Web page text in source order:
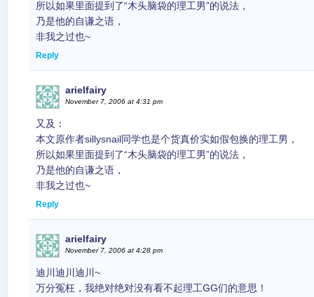
所以如果里面提到了“木头脑袋的理工男”的说法，
乃是他的自谦之语，
非我之过也~
Reply
arielfairy
November 7, 2006 at 4:31 pm
又及：
本文原作者sillysnail同学也是个货真价实如假包换的理工男，
所以如果里面提到了“木头脑袋的理工男”的说法，
乃是他的自谦之语，
非我之过也~
Reply
arielfairy
November 7, 2006 at 4:28 pm
迪川迪川迪川~
万分冤枉，我绝对绝对没有看不起理工GG们的意思！